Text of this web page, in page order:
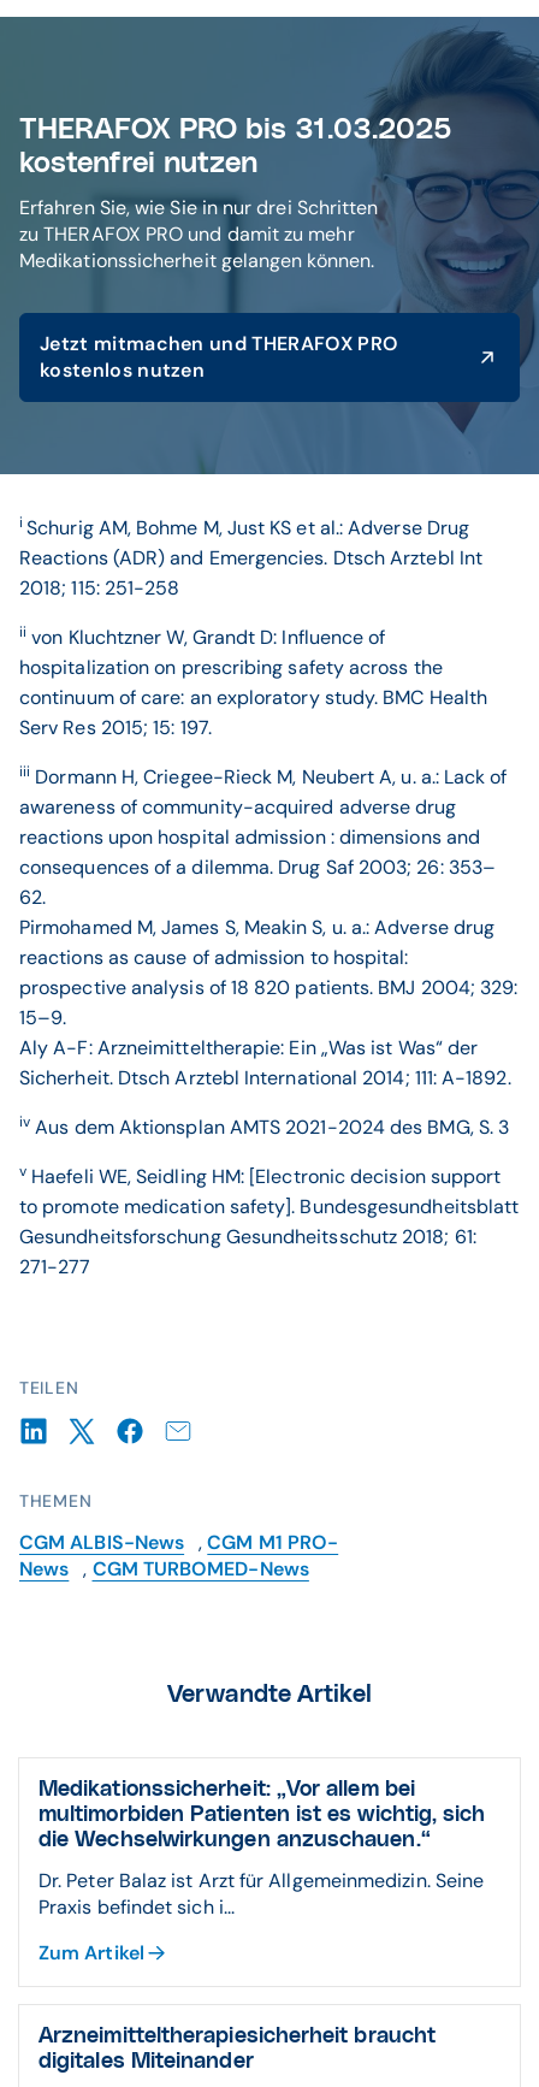
TEILEN
THEMEN
CGM ALBIS-News ,CGM M1 PRO-
News , CGM TURBOMED-News
THERAFOX PRO bis 31.03.2025
kostenfrei nutzen
Erfahren Sie, wie Sie in nur drei Schritten
zu THERAFOX PRO und damit zu mehr
Medikationssicherheit gelangen können.
Jetzt mitmachen und THERAFOX PRO
kostenlos nutzen
i Schurig AM, Bohme M, Just KS et al.: Adverse Drug
Reactions (ADR) and Emergencies. Dtsch Arztebl Int
2018; 115: 251-258
ii von Kluchtzner W, Grandt D: Influence of
hospitalization on prescribing safety across the
continuum of care: an exploratory study. BMC Health
Serv Res 2015; 15: 197.
iii Dormann H, Criegee-Rieck M, Neubert A, u. a.: Lack of
awareness of community-acquired adverse drug
reactions upon hospital admission : dimensions and
consequences of a dilemma. Drug Saf 2003; 26: 353–
62.
Pirmohamed M, James S, Meakin S, u. a.: Adverse drug
reactions as cause of admission to hospital:
prospective analysis of 18 820 patients. BMJ 2004; 329:
15–9.
Aly A-F: Arzneimitteltherapie: Ein „Was ist Was“ der
Sicherheit. Dtsch Arztebl International 2014; 111: A-1892.
iv Aus dem Aktionsplan AMTS 2021-2024 des BMG, S. 3
v Haefeli WE, Seidling HM: [Electronic decision support
to promote medication safety]. Bundesgesundheitsblatt
Gesundheitsforschung Gesundheitsschutz 2018; 61:
271-277
Verwandte Artikel
Medikationssicherheit: „Vor allem bei
multimorbiden Patienten ist es wichtig, sich
die Wechselwirkungen anzuschauen.“
Dr. Peter Balaz ist Arzt für Allgemeinmedizin. Seine
Praxis befindet sich i...
Zum Artikel
Arzneimitteltherapiesicherheit braucht
digitales Miteinander